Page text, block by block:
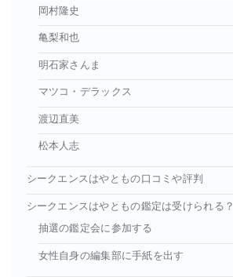
岡村隆史
亀梨和也
明石家さんま
マツコ・デラックス
渡辺直美
松本人志
シークエンスはやともの口コミや評判
シークエンスはやともの鑑定は受けられる？
抽選の鑑定会に参加する
女性自身の編集部に手紙を出す